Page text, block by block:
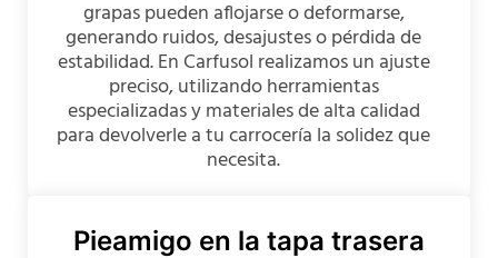
grapas pueden aflojarse o deformarse,
generando ruidos, desajustes o pérdida de
estabilidad. En Carfusol realizamos un ajuste
preciso, utilizando herramientas
especializadas y materiales de alta calidad
para devolverle a tu carrocería la solidez que
necesita.
Pieamigo en la tapa trasera